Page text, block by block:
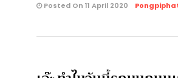
Posted On 11 April 2020